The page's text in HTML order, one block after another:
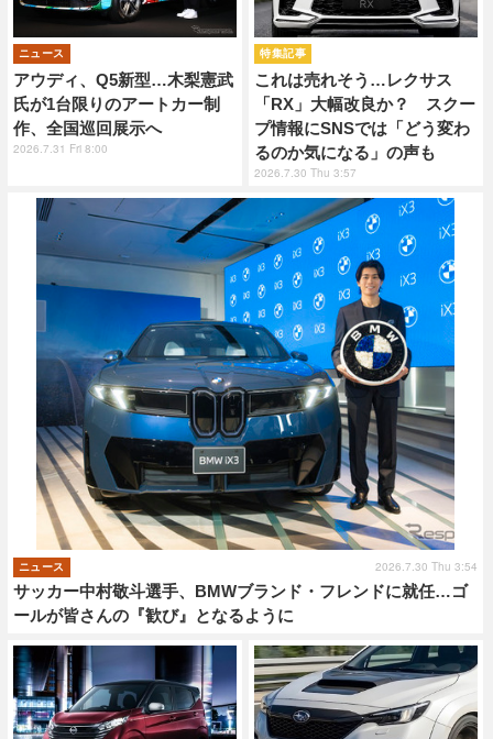
アウディ、Q5新型…木梨憲武
氏が1台限りのアートカー制
作、全国巡回展示へ
ニュース
2026.7.31 Fri 8:00
これは売れそう…レクサス
「RX」大幅改良か？ スクー
プ情報にSNSでは「どう変わ
るのか気になる」の声も
特集記事
2026.7.30 Thu 3:57
サッカー中村敬斗選手、BMWブランド・フレンドに就任…ゴ
ールが皆さんの『歓び』となるように
ニュース 2026.7.30 Thu 3:54